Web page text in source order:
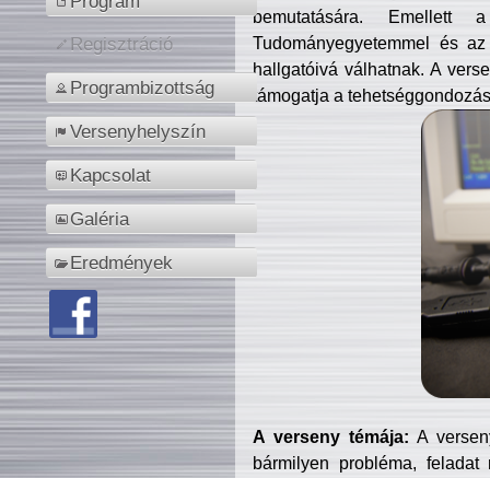
Regisztráció
Programbizottság
Versenyhelyszín
Kapcsolat
Galéria
Eredmények
bemutatására. Emellett
Tudományegyetemmel és
hallgatóivá válhatnak. A
támogatja a
A verseny témája: A
bármilyen probléma, feladat